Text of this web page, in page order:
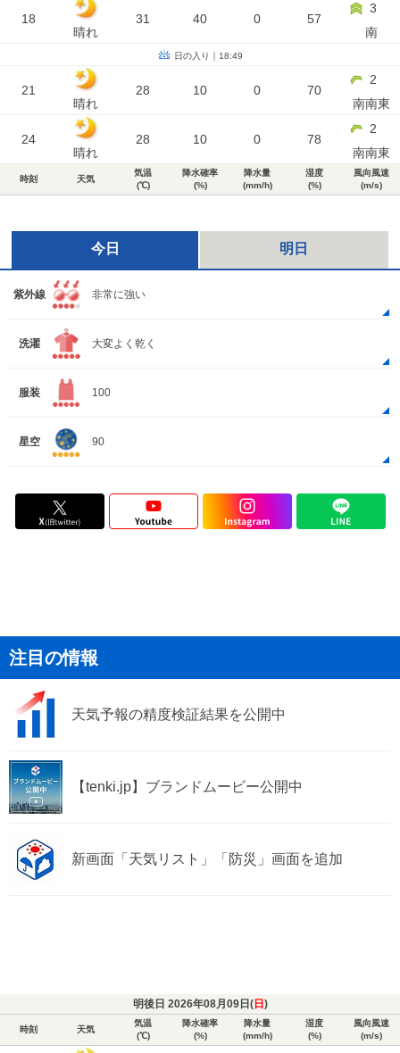
18
晴れ
31 40 0 57
3
南
日の入り｜18:49
21
晴れ
28 10 0 70
2
南南東
24
晴れ
28 10 0 78
2
南南東
時刻 天気
気温
(℃)
降水確率
(%)
降水量
(mm/h)
湿度
(%)
風向風速
(m/s)
今日 明日
紫外線 非常に強い
洗濯 大変よく乾く
服装 100
星空 90
注目の情報
天気予報の精度検証結果を公開中
【tenki.jp】ブランドムービー公開中
新画面「天気リスト」「防災」画面を追加
明後日 2026年08月09日(日 )
時刻 天気
気温
(℃)
降水確率
(%)
降水量
(mm/h)
湿度
(%)
風向風速
(m/s)